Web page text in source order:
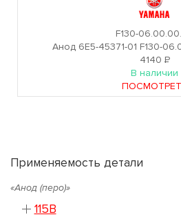
F130-
Анод 6E5-45371-01 F130-
4140Р
В наличии
Применяемость детали
«Анод (перо)»
115B